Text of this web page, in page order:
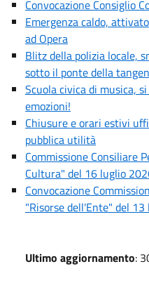
Convocazione Consiglio
Emergenza caldo,
ad Opera
Blitz della polizia locale,
sotto il ponte della
Scuola civica di musica,
emozioni!
Chiusure e orari estivi
pubblica utilità
Commissione Consiliare
Cultura" del 16 luglio
Convocazione
"Risorse dell'Ente" del
Ultimo aggiornamento: